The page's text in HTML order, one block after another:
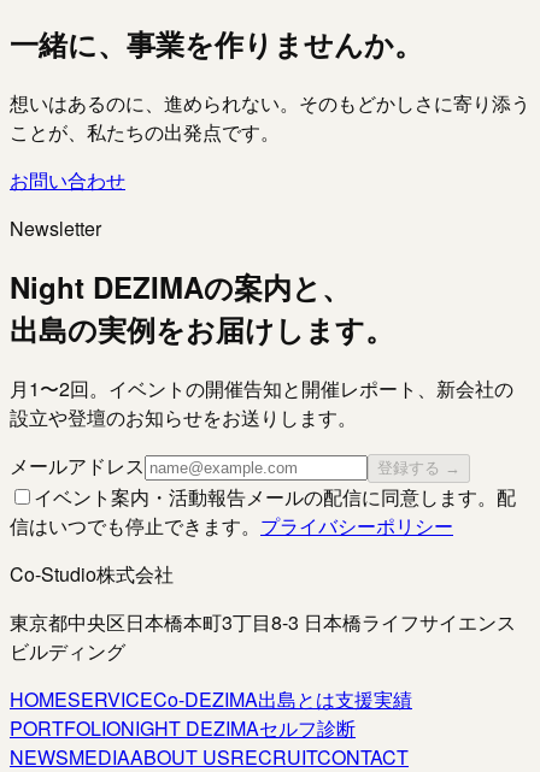
一緒に、事業を作りませんか。
想いはあるのに、進められない。そのもどかしさに寄り添う
ことが、私たちの出発点です。
お問い合わせ
Newsletter
Night DEZIMAの案内と、
出島の実例をお届けします。
月1〜2回。イベントの開催告知と開催レポート、新会社の
設立や登壇のお知らせをお送りします。
メールアドレス
登録する →
イベント案内・活動報告メールの配信に同意します。配
信はいつでも停止できます。 プライバシーポリシー
Co-Studio株式会社
東京都中央区日本橋本町3丁目8-3 日本橋ライフサイエンス
ビルディング
HOMESERVICECo-DEZIMA出島とは支援実績
PORTFOLIONIGHT DEZIMAセルフ診断
NEWSMEDIAABOUT USRECRUITCONTACT